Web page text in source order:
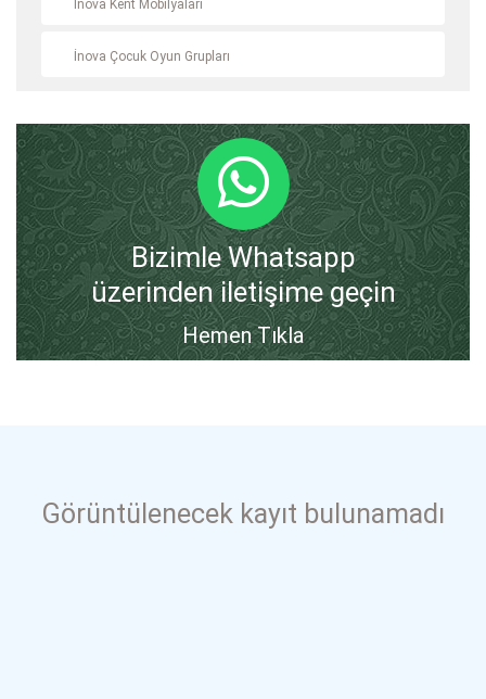
İnova Kent Mobilyaları
İnova Çocuk Oyun Grupları
Bizimle Whatsapp
üzerinden iletişime geçin
Hemen Tıkla
Görüntülenecek kayıt bulunamadı